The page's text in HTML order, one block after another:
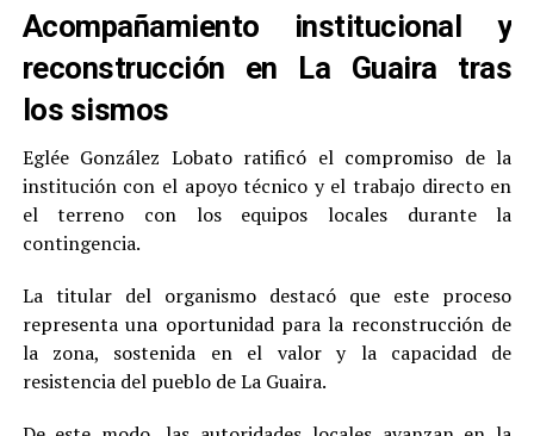
Acompañamiento institucional y
reconstrucción en La Guaira tras
los sismos
Eglée González Lobato ratificó el compromiso de la
institución con el apoyo técnico y el trabajo directo en
el terreno con los equipos locales durante la
contingencia.
La titular del organismo destacó que este proceso
representa una oportunidad para la reconstrucción de
la zona, sostenida en el valor y la capacidad de
resistencia del pueblo de La Guaira.